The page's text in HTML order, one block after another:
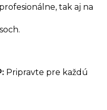
tak aj na
Pripravte pre každú